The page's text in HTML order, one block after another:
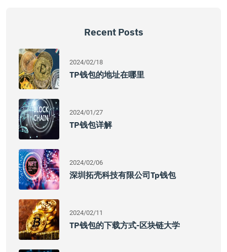
Recent Posts
2024/02/18
TP钱包的地址在哪里
2024/01/27
TP钱包详解
2024/02/06
深圳拓壳科技有限公司tp钱包
2024/02/11
TP钱包的下载方式-区块链大学